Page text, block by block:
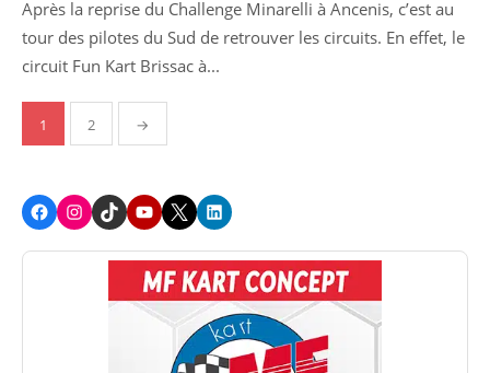
Après la reprise du Challenge Minarelli à Ancenis, c’est au
tour des pilotes du Sud de retrouver les circuits. En effet, le
circuit Fun Kart Brissac à...
Pagination
des
1 2 →
FacebookInstagram
TikTokYoutube
X LinkedIn